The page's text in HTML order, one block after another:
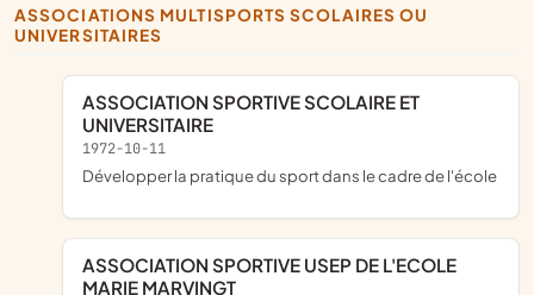
ASSOCIATIONS MULTISPORTS SCOLAIRES OU
UNIVERSITAIRES
ASSOCIATION SPORTIVE SCOLAIRE ET
UNIVERSITAIRE
1972-10-11
développer la pratique du sport dans le cadre de l'école
ASSOCIATION SPORTIVE USEP DE L'ECOLE
MARIE MARVINGT